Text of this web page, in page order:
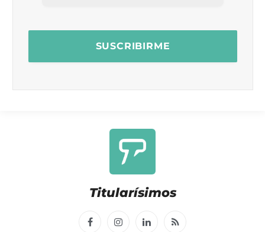
Titularísimos
FacebookInstagramLinkedInRSS